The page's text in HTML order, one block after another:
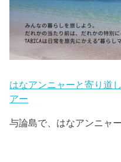
はなアンニャーと寄り道
アー
与論島で、はなアンニャ